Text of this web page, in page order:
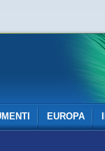
EUROPA